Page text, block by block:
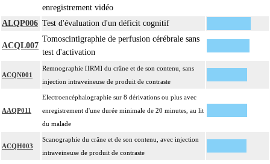
enregistrement vidéo
ALQP006 Test d'évaluation d'un déficit cognitif
ACQL007
Tomoscintigraphie de perfusion cérébrale sans
test d'activation
ACQN001
Remnographie [IRM] du crâne et de son contenu, sans
injection intraveineuse de produit de contraste
AAQP011
Electroencéphalographie sur 8 dérivations ou plus avec
enregistrement d'une durée minimale de 20 minutes, au lit
du malade
ACQH003
Scanographie du crâne et de son contenu, avec injection
intraveineuse de produit de contraste